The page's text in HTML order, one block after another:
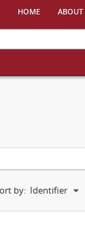
home about
by: Identifier